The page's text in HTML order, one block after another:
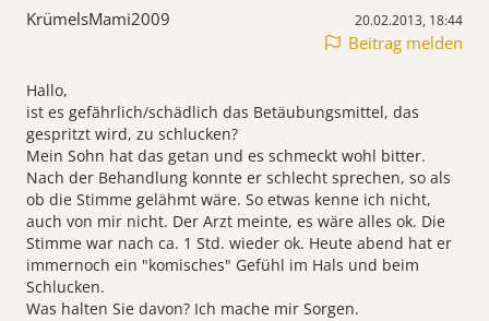
KrümelsMami2009 20.02.2013, 18:44
Beitrag melden
Hallo,
ist es gefährlich/schädlich das Betäubungsmittel, das
gespritzt wird, zu schlucken?
Mein Sohn hat das getan und es schmeckt wohl bitter.
Nach der Behandlung konnte er schlecht sprechen, so als
ob die Stimme gelähmt wäre. So etwas kenne ich nicht,
auch von mir nicht. Der Arzt meinte, es wäre alles ok. Die
Stimme war nach ca. 1 Std. wieder ok. Heute abend hat er
immernoch ein "komisches" Gefühl im Hals und beim
Schlucken.
Was halten Sie davon? Ich mache mir Sorgen.